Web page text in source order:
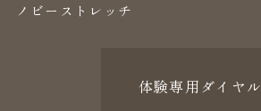
ノビーストレッチ
体験専用ダイヤル